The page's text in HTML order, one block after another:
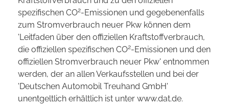
spezifischen CO2-Emissionen und gegebenenfalls
zum Stromverbrauch neuer Pkw können dem
'Leitfaden über den offiziellen Kraftstoffverbrauch,
die offiziellen spezifischen CO2-Emissionen und den
offiziellen Stromverbrauch neuer Pkw' entnommen
werden, der an allen Verkaufsstellen und bei der
'Deutschen Automobil Treuhand GmbH'
unentgeltlich erhältlich ist unter www.dat.de.